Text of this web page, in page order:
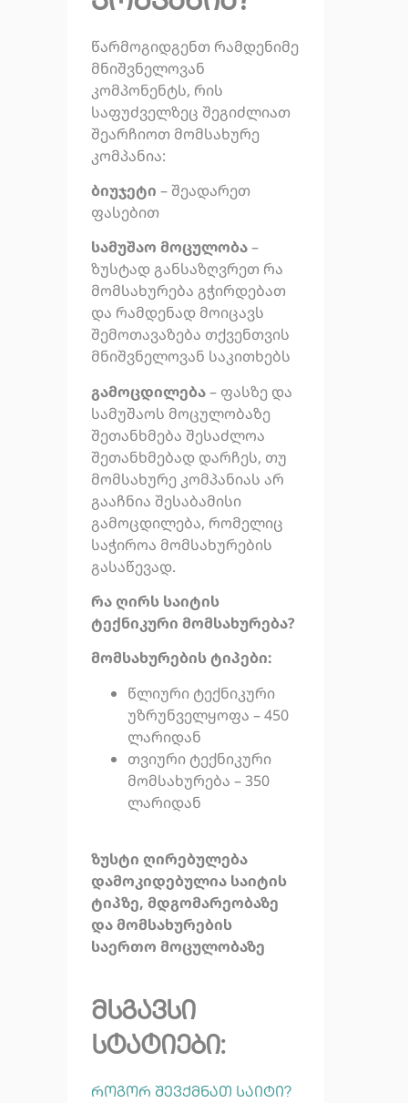
წარმოგიდგენთ რამდენიმე
მნიშვნელოვან
კომპონენტს, რის
საფუძველზეც შეგიძლიათ
შეარჩიოთ მომსახურე
კომპანია:
ბიუჯეტი – შეადარეთ
ფასებით
სამუშაო მოცულობა–
ზუსტად განსაზღვრეთ რა
მომსახურება გჭირდებათ
და რამდენად მოიცავს
შემოთავაზება თქვენთვის
მნიშვნელოვან საკითხებს
გამოცდილება– ფასზე და
სამუშაოს მოცულობაზე
შეთანხმება შესაძლოა
შეთანხმებად დარჩეს, თუ
მომსახურე კომპანიას არ
გააჩნია შესაბამისი
გამოცდილება, რომელიც
საჭიროა მომსახურების
გასაწევად.
რა ღირს საიტის
ტექნიკური მომსახურება?
მომსახურების ტიპები:
წლიური ტექნიკური
უზრუნველყოფა – 450
ლარიდან
თვიური ტექნიკური
მომსახურება – 350
ლარიდან
ზუსტი ღირებულება
დამოკიდებულია საიტის
ტიპზე, მდგომარეობაზე
და მომსახურების
საერთო მოცულობაზე
მსგავსი
სტატიები:
როგორ შევქმნათ საიტი?